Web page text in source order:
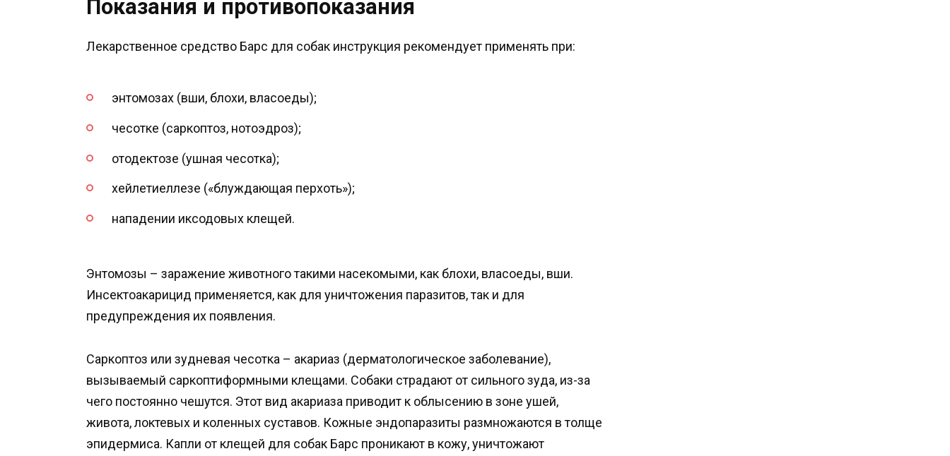
Показания и противопоказания
Лекарственное средство Барс для собак инструкция рекомендует применять при:
энтомозах (вши, блохи, власоеды);
чесотке (саркоптоз, нотоэдроз);
отодектозе (ушная чесотка);
хейлетиеллезе («блуждающая перхоть»);
нападении иксодовых клещей.
Энтомозы – заражение животного такими насекомыми, как блохи, власоеды, вши.
Инсектоакарицид применяется, как для уничтожения паразитов, так и для
предупреждения их появления.
Саркоптоз или зудневая чесотка – акариаз (дерматологическое заболевание),
вызываемый саркоптиформными клещами. Собаки страдают от сильного зуда, из-за
чего постоянно чешутся. Этот вид акариаза приводит к облысению в зоне ушей,
живота, локтевых и коленных суставов. Кожные эндопаразиты размножаются в толще
эпидермиса. Капли от клещей для собак Барс проникают в кожу, уничтожают